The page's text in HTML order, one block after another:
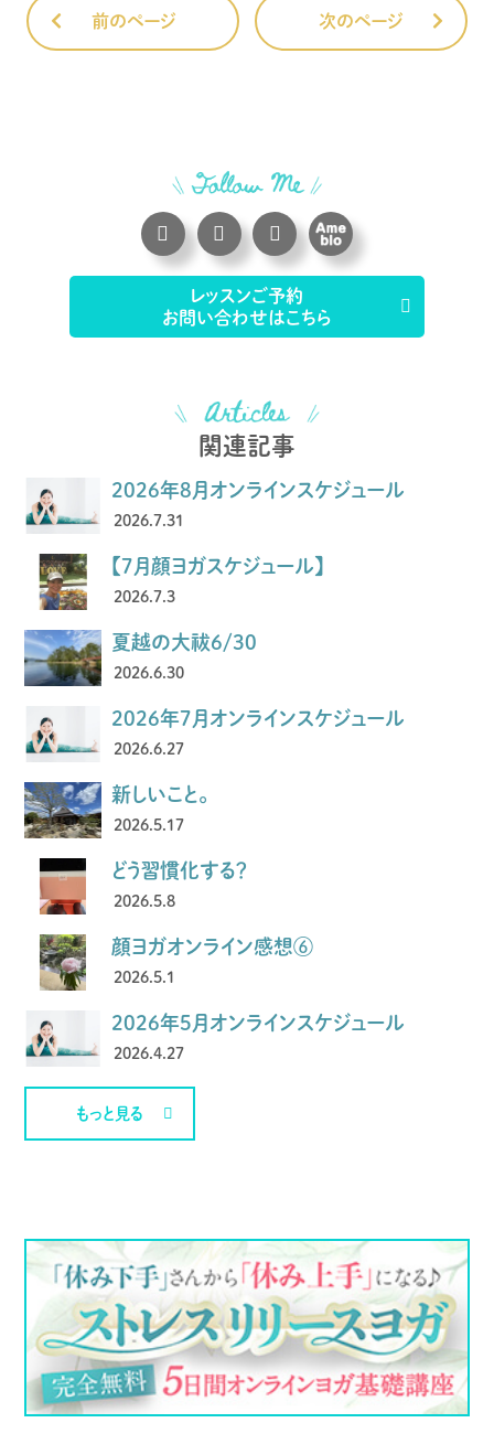
前のページ 次のページ
レッスンご予約
お問い合わせはこちら
関連記事
2026年8月オンラインスケジュール
2026.7.31
【7月顔ヨガスケジュール】
2026.7.3
夏越の大祓6/30
2026.6.30
2026年7月オンラインスケジュール
2026.6.27
新しいこと。
2026.5.17
どう習慣化する？
2026.5.8
顔ヨガオンライン感想⑥
2026.5.1
2026年5月オンラインスケジュール
2026.4.27
もっと見る